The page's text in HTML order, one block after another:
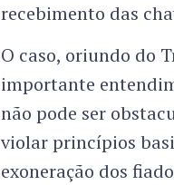
recebimento das
O caso, oriundo do
importante
não pode ser
violar princípios
exoneração dos